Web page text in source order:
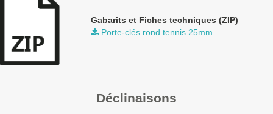
Gabarits et Fiches techniques (ZIP)
Porte-clés rond tennis 25mm
Déclinaisons